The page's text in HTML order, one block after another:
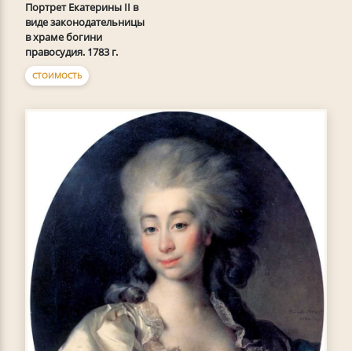
Портрет Екатерины II в
виде законодательницы
в храме богини
правосудия. 1783 г.
СТОИМОСТЬ